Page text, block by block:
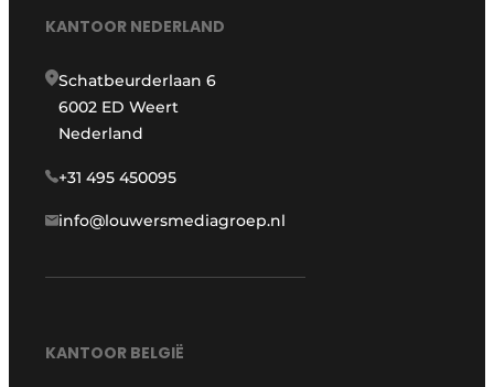
KANTOOR NEDERLAND
Schatbeurderlaan 6
6002 ED Weert
Nederland
+31 495 450095
info@louwersmediagroep.nl
KANTOOR BELGIË